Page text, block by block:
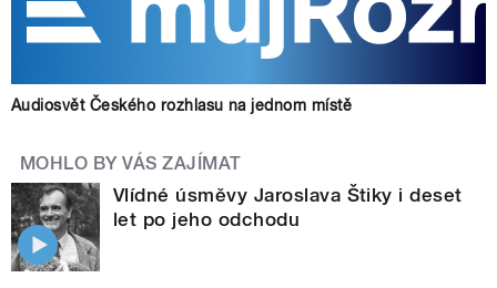
Audiosvět Českého rozhlasu na jednom místě
MOHLO BY VÁS ZAJÍMAT
Vlídné úsměvy Jaroslava Štiky i deset
let po jeho odchodu